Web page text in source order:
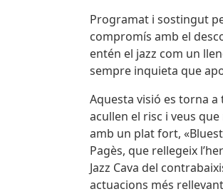
Programat i sostingut
compromís amb el
entén el jazz com un
sempre inquieta que
Aquesta visió es torna
acullen el risc i veus
amb un plat fort,
Pagès, que rellegeix
Jazz Cava del
actuacions més